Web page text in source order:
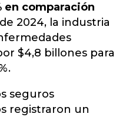
en comparación
2024, la industria
$4,8 billones para
seguros
registraron un